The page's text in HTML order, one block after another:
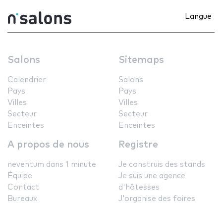
Langue
Salons
Calendrier
Pays
Villes
Secteur
Enceintes
Sitemaps
Salons
Pays
Villes
Secteur
Enceintes
A propos de nous
neventum dans 1 minute
Équipe
Contact
Bureaux
Registre
Je construis des stands
Je suis une agence
d'hôtesses
J'organise des foires